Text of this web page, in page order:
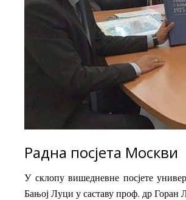
Радна посјета Москви
У склопу вишедневне посјете
Бањој Луци у саставу проф. др Горан